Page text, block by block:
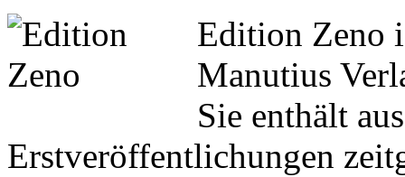
Edition Zeno
Manutius
Sie enthält
Erstveröffentlichungen